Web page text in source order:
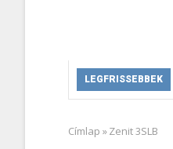
LEGFRISSEBBEK
Morzsa
Címlap »Zenit 3SLB